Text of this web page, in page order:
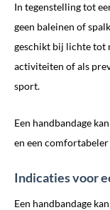
In tegenstelling tot
geen baleinen of
geschikt bij lichte tot
activiteiten of als
sport.
Een handbandage
en een
Indicaties voor
Een handbandage